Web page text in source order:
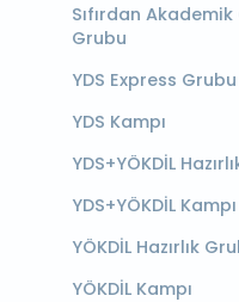
Sıfırdan
Grubu
YDS Express Grubu
YDS Kampı
YDS+YÖKDİL
YDS+YÖKDİL Kampı
YÖKDİL Hazırlık
YÖKDİL Kampı